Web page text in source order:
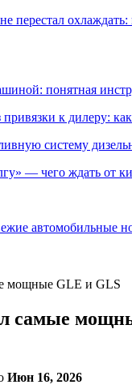
перестал
понятная
к дилеру:
систему
— чего ждать от
мощные GLE и GLS
самые
Июн 16, 2026